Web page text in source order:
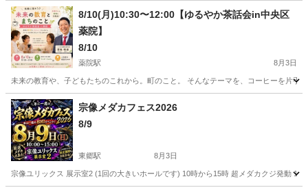
8/10(月)10:30〜12:00【ゆるやか茶話会in中央区
薬院】
8/10
薬院駅 8月3日
未来の教育や、子どもたちのこれから。町のこと。 そんなテーマを、コーヒーを片手
福岡 福岡市 薬院駅
宗像メダカフェス2026
8/9
東郷駅 8月3日
宗像ユリックス 展示室2 (1回の大きいホールです) 10時から15時 超メダカクジ発動 1